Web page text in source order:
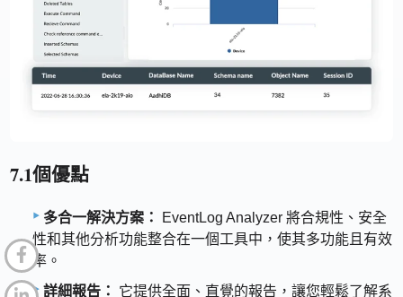
7.1個優點
多合一解決方案：
EventLog Analyzer 將合規性、安全
性和其他分析功能整合在一個工具中，使其多功能且有效
率。
詳細報告：
它提供全面、直覺的報告，讓您輕鬆了解系